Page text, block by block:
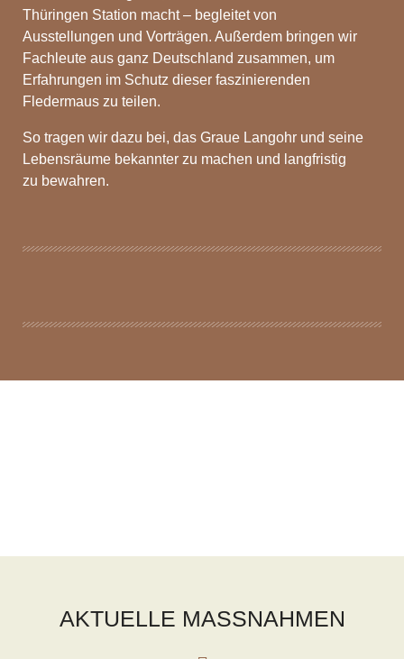
Thüringen Station macht – begleitet von
Ausstellungen und Vorträgen. Außerdem bringen wir
Fachleute aus ganz Deutschland zusammen, um
Erfahrungen im Schutz dieser faszinierenden
Fledermaus zu teilen.
So tragen wir dazu bei, das Graue Langohr und seine
Lebensräume bekannter zu machen und langfristig
zu bewahren.
AKTUELLE MASSNAHMEN